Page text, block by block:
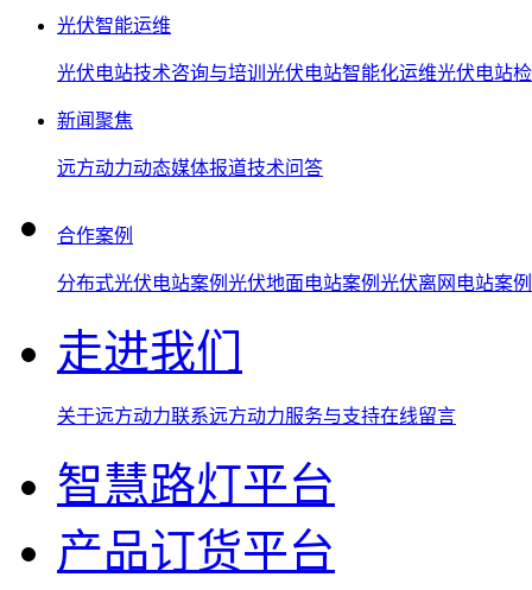
光伏智能运维
光伏电站技术咨询与培训 光伏电站智能化运维光伏电站
新闻聚焦
远方动力动态媒体报道技术问答
合作案例
分布式光伏电站案例 光伏地面电站案例 光伏离网电站案例
走进我们
关于远方动力联系远方动力服务与支持在线留言
智慧路灯平台
产品订货平台